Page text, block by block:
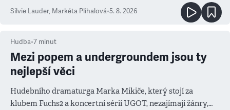
Silvie Lauder, Markéta Plíhalová•5. 8. 2026
Hudba•7 minut
Mezi popem a undergroundem jsou ty
nejlepší věci
Hudebního dramaturga Marka Mikiče, který stojí za
klubem Fuchs2 a koncertní sérií UGOT, nezajímají žánry,